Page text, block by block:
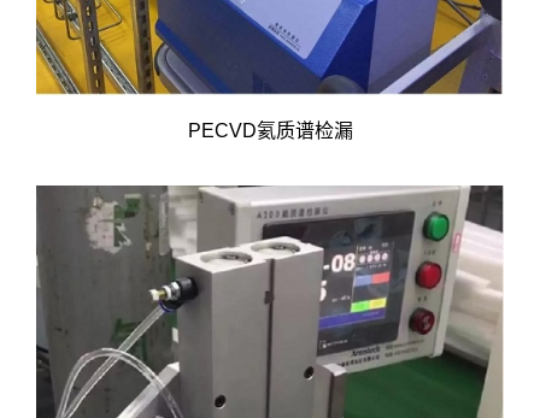
PECVD氦质谱检漏